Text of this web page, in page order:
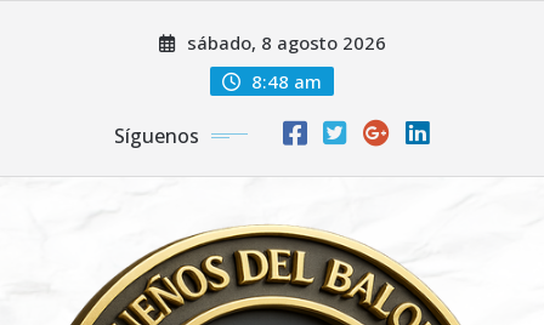
sábado, 8 agosto 2026
8:48 am
Síguenos